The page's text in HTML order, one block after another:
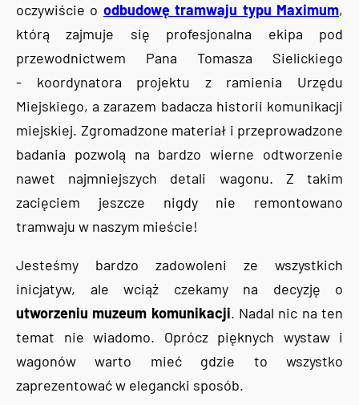
oczywiście o odbudowę tramwaju typu Maximum,
którą zajmuje się profesjonalna ekipa pod
przewodnictwem Pana Tomasza Sielickiego
- koordynatora projektu z ramienia Urzędu
Miejskiego, a zarazem badacza historii komunikacji
miejskiej. Zgromadzone materiał i przeprowadzone
badania pozwolą na bardzo wierne odtworzenie
nawet najmniejszych detali wagonu. Z takim
zacięciem jeszcze nigdy nie remontowano
tramwaju w naszym mieście!
Jesteśmy bardzo zadowoleni ze wszystkich
inicjatyw, ale wciąż czekamy na decyzję o
utworzeniu muzeum komunikacji. Nadal nic na ten
temat nie wiadomo. Oprócz pięknych wystaw i
wagonów warto mieć gdzie to wszystko
zaprezentować w elegancki sposób.